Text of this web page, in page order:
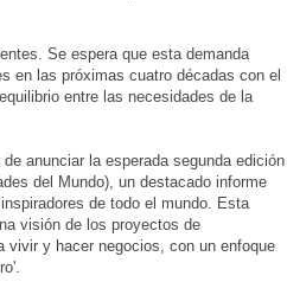
Se espera que esta demanda
en las próximas cuatro décadas con el
entre las necesidades de la
anunciar la esperada segunda edición
del Mundo), un destacado informe
de todo el mundo. Esta
visión de los proyectos de
vivir y hacer negocios, con un enfoque